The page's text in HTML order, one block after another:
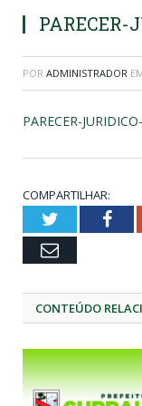
PARECER-
POR ADMINISTRADOR
PARECER-
COMPARTILHAR:
Twitter
Email
CONTEÚDO